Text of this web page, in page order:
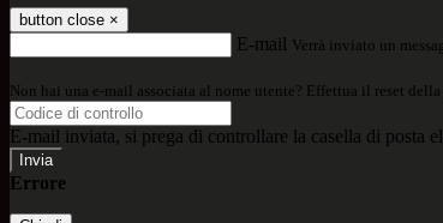
button close ×
E-mail Verrà inviato un
Non hai una e-mail associata al nome utente? Effettua il reset
E-mail inviata, si prega di controllare la casella di posta
Errore